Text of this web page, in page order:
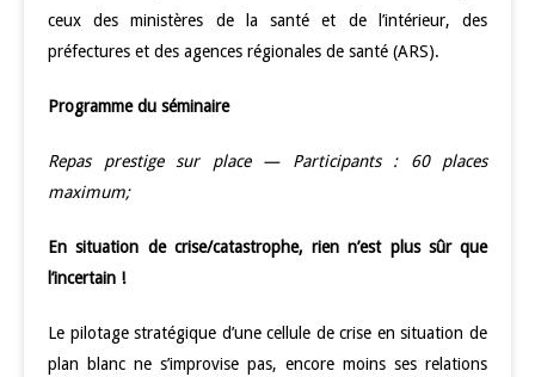
ceux des ministères de la santé et de l’intérieur, des
préfectures et des agences régionales de santé (ARS).
Programme du séminaire
Repas prestige sur place — Participants : 60 places
maximum;
En situation de crise/catastrophe, rien n’est plus sûr que
l’incertain !
Le pilotage stratégique d’une cellule de crise en situation de
plan blanc ne s’improvise pas, encore moins ses relations